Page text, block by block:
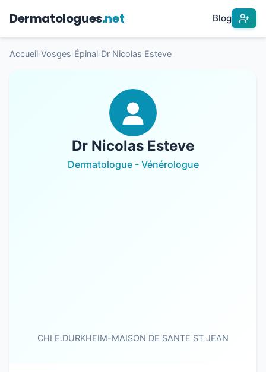
Dermatologues.net Blog
Accueil Vosges Épinal Dr Nicolas Esteve
Dr Nicolas Esteve
Dermatologue - Vénérologue
CHI E.DURKHEIM-MAISON DE SANTE ST JEAN